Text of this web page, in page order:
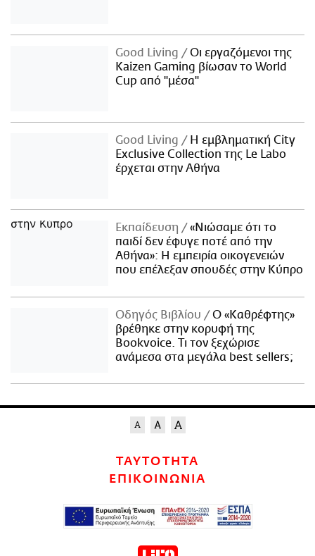
Good Living
Οι εργαζόμενοι της
Kaizen Gaming βίωσαν το World
Cup από "μέσα"
Good Living
Η εμβληματική City
Exclusive Collection της Le Labo
έρχεται στην Αθήνα
Εκπαίδευση
«Νιώσαμε ότι το
παιδί δεν έφυγε ποτέ από την
Αθήνα»: Η εμπειρία οικογενειών
που επέλεξαν σπουδές στην Κύπρο
Οδηγός Βιβλίου
Ο «Καθρέφτης»
βρέθηκε στην κορυφή της
Bookvoice. Τι τον ξεχώρισε
ανάμεσα στα μεγάλα best sellers;
ΤΑΥΤΟΤΗΤΑ
ΕΠΙΚΟΙΝΩΝΙΑ